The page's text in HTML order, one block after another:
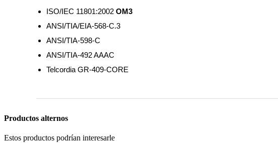
ISO/IEC 11801:2002 OM3
ANSI/TIA/EIA-568-C.3
ANSI/TIA-598-C
ANSI/TIA-492 AAAC
Telcordia GR-409-CORE
Productos alternos
Estos productos podrían interesarle